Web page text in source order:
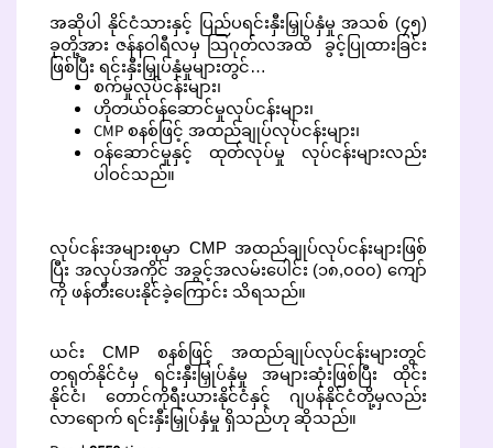
အဆိုပါ နိုင်ငံသားနှင့် ပြည်ပရင်းနှီးမြှုပ်နှံမှု အသစ် (၄၅)
ခုတို့အား ဇန်နဝါရီလမှ သြဂုတ်လအထိ ခွင့်ပြုထားခြင်း
ဖြစ်ပြီး ရင်းနှီးမြှုပ်နှံမှုများတွင်…
စက်မှုလုပ်ငန်းများ၊
ဟိုတယ်ဝန်ဆောင်မှုလုပ်ငန်းများ၊
CMP စနစ်ဖြင့် အထည်ချုပ်လုပ်ငန်းများ၊
ဝန်ဆောင်မှုနှင့် ထုတ်လုပ်မှု လုပ်ငန်းများလည်း
ပါဝင်သည်။
လုပ်ငန်းအများစုမှာ CMP အထည်ချုပ်လုပ်ငန်းများဖြစ်
ပြီး အလုပ်အကိုင် အခွင့်အလမ်းပေါင်း (၁၈,၀ဝ၀) ကျော်
ကို ဖန်တီးပေးနိုင်ခဲ့ကြောင်း သိရသည်။
ယင်း CMP စနစ်ဖြင့် အထည်ချုပ်လုပ်ငန်းများတွင်
တရုတ်နိုင်ငံမှ ရင်းနှီးမြှုပ်နှံမှု အများဆုံးဖြစ်ပြီး ထိုင်း
နိုင်ငံ၊ တောင်ကိုရီးယားနိုင်ငံနှင့် ဂျပန်နိုင်ငံတို့မှလည်း
လာရောက် ရင်းနှီးမြှုပ်နှံမှု ရှိသည်ဟု ဆိုသည်။